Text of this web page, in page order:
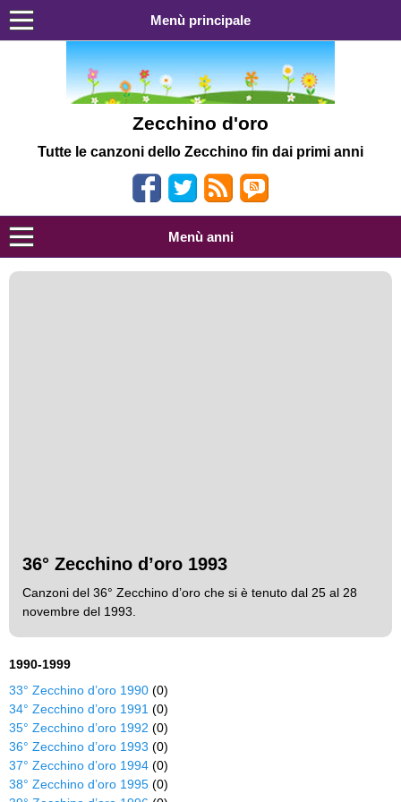
Menù principale
Zecchino d'oro
Tutte le canzoni dello Zecchino fin dai primi anni
Menù anni
36° Zecchino d’oro 1993
Canzoni del 36° Zecchino d’oro che si è tenuto dal 25 al 28
novembre del 1993.
1990-1999
33° Zecchino d’oro 1990 (0)
34° Zecchino d’oro 1991 (0)
35° Zecchino d’oro 1992 (0)
36° Zecchino d’oro 1993 (0)
37° Zecchino d’oro 1994 (0)
38° Zecchino d’oro 1995 (0)